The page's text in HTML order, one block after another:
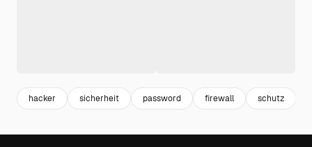
hacker sicherheit password firewall schutz